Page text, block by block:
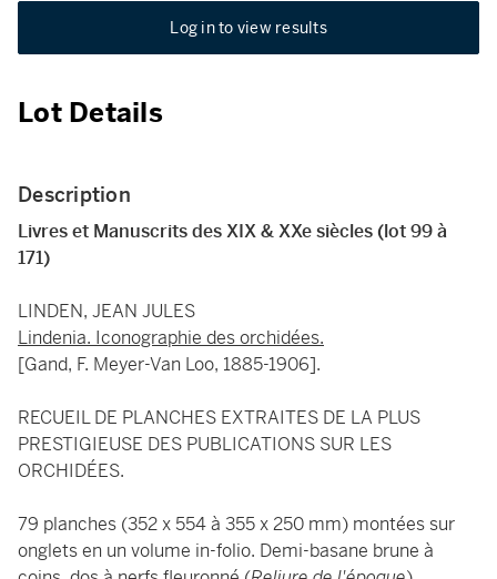
Log in to view results
Lot Details
Description
Livres et Manuscrits des XIX & XXe siècles (lot 99 à
171)
LINDEN, JEAN JULES
Lindenia. Iconographie des orchidées.
[Gand, F. Meyer-Van Loo, 1885-1906].
RECUEIL DE PLANCHES EXTRAITES DE LA PLUS
PRESTIGIEUSE DES PUBLICATIONS SUR LES
ORCHIDÉES.
79 planches (352 x 554 à 355 x 250 mm) montées sur
onglets en un volume in-folio. Demi-basane brune à